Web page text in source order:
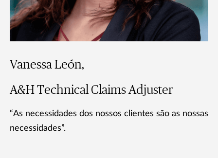
Vanessa León,
A&H Technical Claims Adjuster
“As necessidades dos nossos clientes são as nossas
necessidades”.